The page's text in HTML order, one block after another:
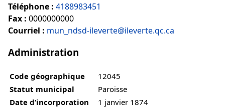
Téléphone : 4188983451
Fax : 0000000000
Courriel : mun_ndsd-ileverte@ileverte.qc.ca
Administration
Code géographique
12045
Statut municipal
Paroisse
Date d’incorporation
1 janvier 1874